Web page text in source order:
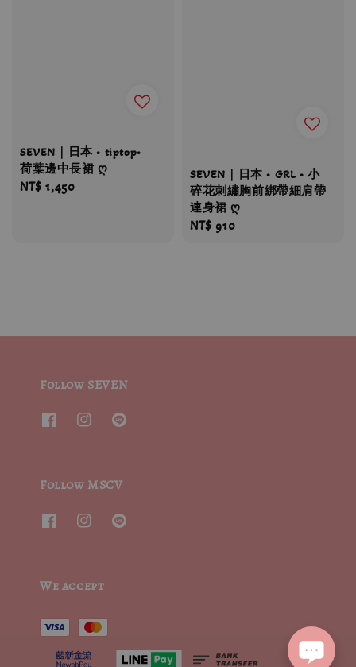
SEVEN｜日本 • tiptop•
荷葉邊中長裙 ღ
Regular
NT$ 1,450
SEVEN｜日本 • GRL • 小
碎花刺繡胸前綁帶細肩帶
連身裙 ღ
Regular
NT$ 910
Follow SEVEN
Follow MSCV
We accept